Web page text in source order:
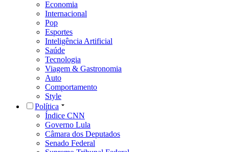
Economia
Internacional
Pop
Esportes
Inteligência Artificial
Saúde
Tecnologia
Viagem & Gastronomia
Auto
Comportamento
Style
Política
Índice CNN
Governo Lula
Câmara dos Deputados
Senado Federal